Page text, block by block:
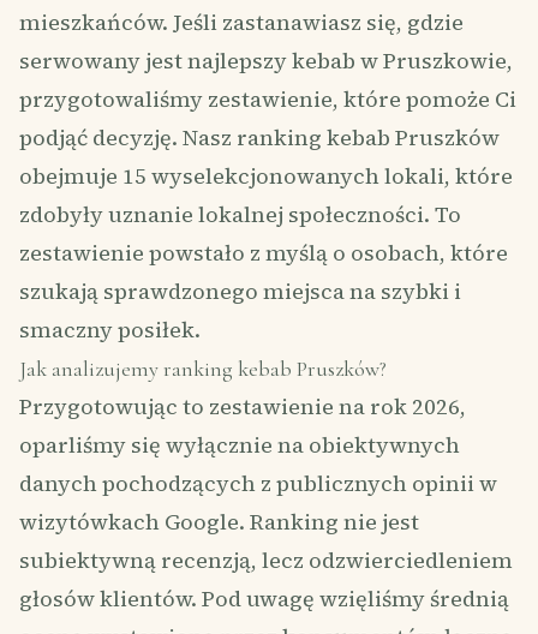
mieszkańców. Jeśli zastanawiasz się, gdzie
serwowany jest najlepszy kebab w Pruszkowie,
przygotowaliśmy zestawienie, które pomoże Ci
podjąć decyzję. Nasz ranking kebab Pruszków
obejmuje 15 wyselekcjonowanych lokali, które
zdobyły uznanie lokalnej społeczności. To
zestawienie powstało z myślą o osobach, które
szukają sprawdzonego miejsca na szybki i
smaczny posiłek.
Jak analizujemy ranking kebab Pruszków?
Przygotowując to zestawienie na rok 2026,
oparliśmy się wyłącznie na obiektywnych
danych pochodzących z publicznych opinii w
wizytówkach Google. Ranking nie jest
subiektywną recenzją, lecz odzwierciedleniem
głosów klientów. Pod uwagę wzięliśmy średnią